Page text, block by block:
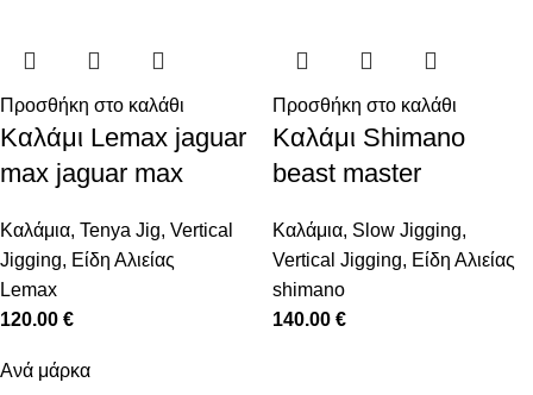
Ανά μάρκα
Προσθήκη στο καλάθι
Καλάμι Lemax jaguar
max jaguar max
Καλάμια, Tenya Jig, Vertical
Jigging, Είδη Αλιείας
Lemax
120.00 €
Προσθήκη στο καλάθι
Καλάμι Shimano
beast master
Καλάμια, Slow Jigging,
Vertical Jigging, Είδη Αλιείας
shimano
140.00 €